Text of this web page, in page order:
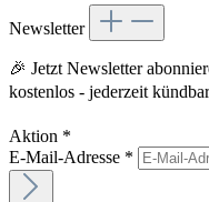
Newsletter
🎉 Jetzt Newsletter
kostenlos - jederzeit
Aktion *
E-Mail-Adresse *